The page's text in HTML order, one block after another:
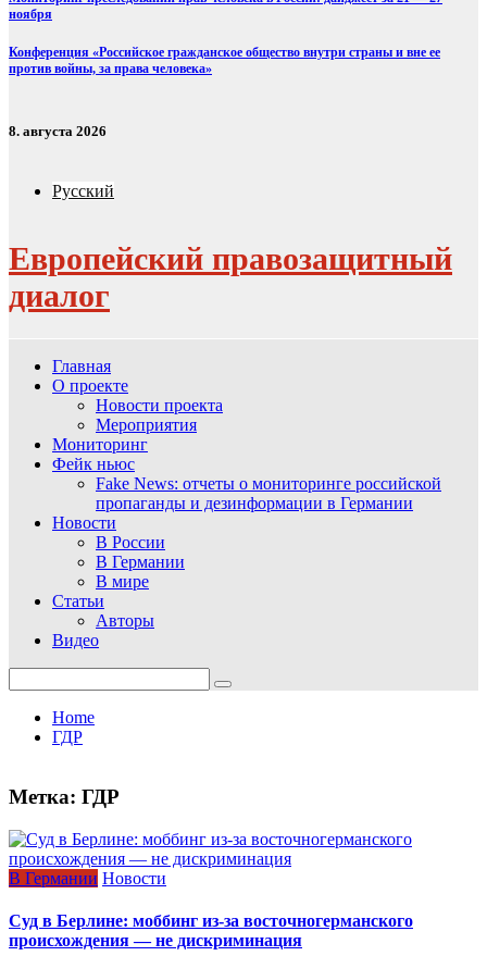
ноября
Конференция «Российское гражданское общество внутри страны и вне ее
против войны, за права человека»
8. августа 2026
Русский
Европейский правозащитный
диалог
Главная
О проекте
Новости проекта
Мероприятия
Мониторинг
Фейк ньюс
Fake News: отчеты о мониторинге российской
пропаганды и дезинформации в Германии
Новости
В России
В Германии
В мире
Статьи
Авторы
Видео
for:
Home
ГДР
Метка: ГДР
В Германии Новости
Суд в Берлине: моббинг из-за восточногерманского
происхождения — не дискриминация